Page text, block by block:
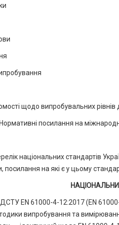
щодо випробувальних рівнів
посилання на
національних стандартів
на які є у цьому
EN 61000-4-12:2017 (EN
випробування та